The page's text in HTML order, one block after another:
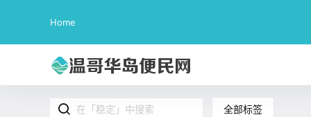
Home
全部标签